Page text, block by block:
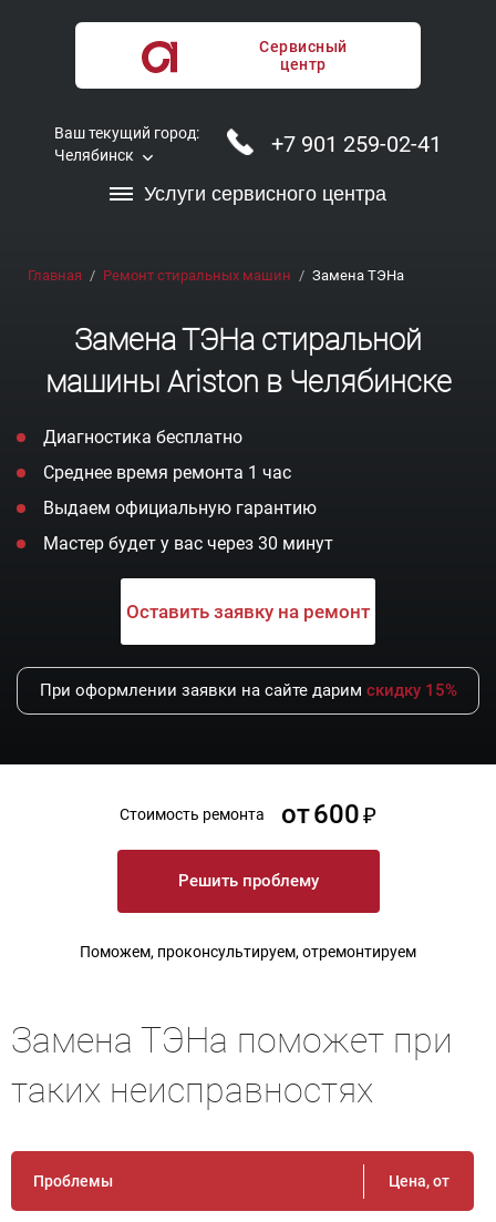
Сервисный
центр
Ваш текущий город:
Челябинск
+7 901 259-02-41
Услуги сервисного центра
Главная Ремонт стиральных машин Замена ТЭНа
Замена ТЭНа стиральной
машины Ariston в Челябинске
Диагностика бесплатно
Среднее время ремонта 1 час
Выдаем официальную гарантию
Мастер будет у вас через 30 минут
Оставить заявку на ремонт
При оформлении заявки на сайте дарим скидку 15%
Стоимость ремонта от600
Решить проблему
Поможем, проконсультируем, отремонтируем
Замена ТЭНа поможет при
таких неисправностях
Проблемы Цена, от